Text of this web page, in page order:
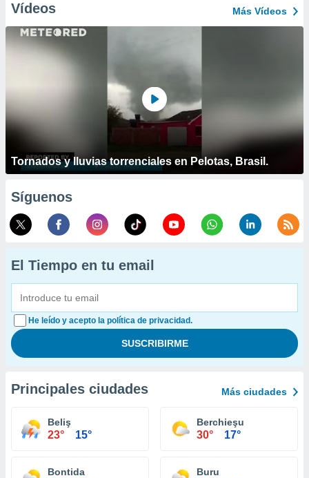
Vídeos Más Vídeos
Tornados y lluvias torrenciales en Pelotas, Brasil.
Síguenos
El Tiempo en tu email
He leído y acepto la política de privacidad.
Principales ciudades Más ciudades
Beliş
23° 15°
Berchieşu
30° 17°
Bontida Buru